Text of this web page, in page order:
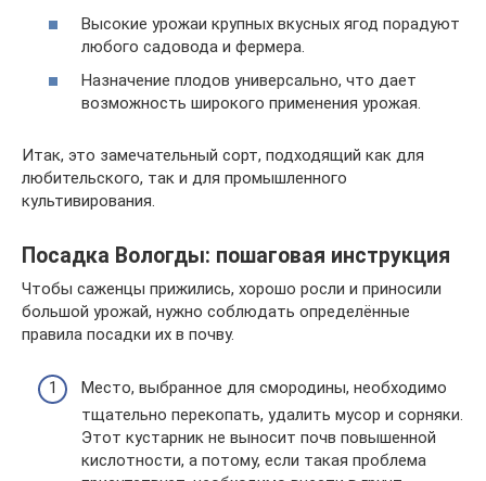
Высокие урожаи крупных вкусных ягод порадуют
любого садовода и фермера.
Назначение плодов универсально, что дает
возможность широкого применения урожая.
Итак, это замечательный сорт, подходящий как для
любительского, так и для промышленного
культивирования.
Посадка Вологды: пошаговая инструкция
Чтобы саженцы прижились, хорошо росли и приносили
большой урожай, нужно соблюдать определённые
правила посадки их в почву.
Место, выбранное для смородины, необходимо
тщательно перекопать, удалить мусор и сорняки.
Этот кустарник не выносит почв повышенной
кислотности, а потому, если такая проблема